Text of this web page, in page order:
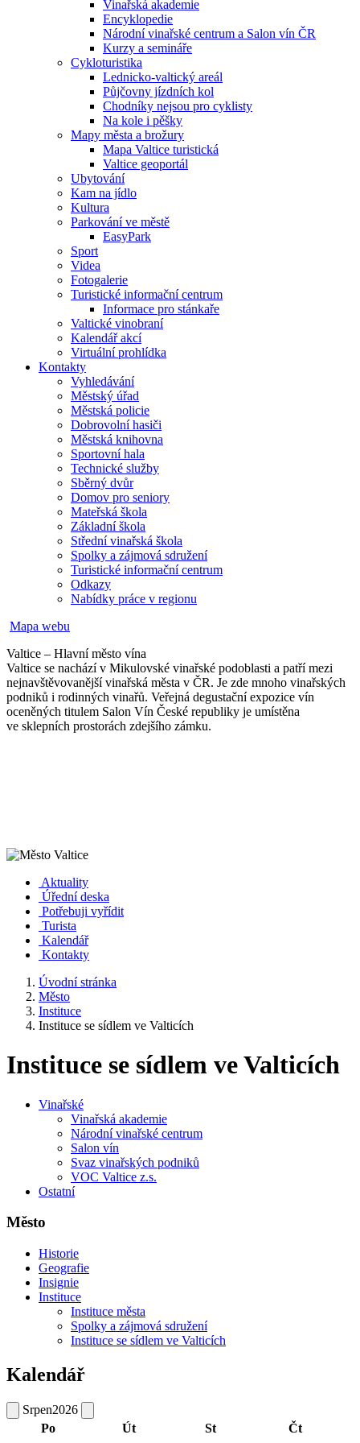
Vinařská akademie
Encyklopedie
Národní vinařské centrum a Salon vín ČR
Kurzy a semináře
Cykloturistika
Lednicko-valtický areál
Půjčovny jízdních kol
Chodníky nejsou pro cyklisty
Na kole i pěšky
Mapy města a brožury
Mapa Valtice turistická
Valtice geoportál
Ubytování
Kam na jídlo
Kultura
Parkování ve městě
EasyPark
Sport
Videa
Fotogalerie
Turistické informační centrum
Informace pro stánkaře
Valtické vinobraní
Kalendář akcí
Virtuální prohlídka
Kontakty
Vyhledávání
Městský úřad
Městská policie
Dobrovolní hasiči
Městská knihovna
Sportovní hala
Technické služby
Sběrný dvůr
Domov pro seniory
Mateřská škola
Základní škola
Střední vinařská škola
Spolky a zájmová sdružení
Turistické informační centrum
Odkazy
Nabídky práce v regionu
Mapa webu
Valtice – Hlavní město vína
Valtice se nachází v Mikulovské vinařské podoblasti a patří mezi
nejnavštěvovanější vinařská města v ČR. Je zde mnoho vinařských
podniků i rodinných vinařů. Veřejná degustační expozice vín
oceněných titulem Salon Vín České republiky je umístěna
ve sklepních prostorách zdejšího zámku.
Aktuality
Úřední deska
Potřebuji vyřídit
Turista
Kalendář
Kontakty
Úvodní stránka
Město
Instituce
Instituce se sídlem ve Valticích
Instituce se sídlem ve Valticích
Vinařské
Vinařská akademie
Národní vinařské centrum
Salon vín
Svaz vinařských podniků
VOC Valtice z.s.
Ostatní
Město
Historie
Geografie
Insignie
Instituce
Instituce města
Spolky a zájmová sdružení
Instituce se sídlem ve Valticích
Kalendář
Srpen2026
Po
Út St Čt